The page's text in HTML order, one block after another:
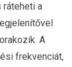
ráteheti a
A
frekvenciát,